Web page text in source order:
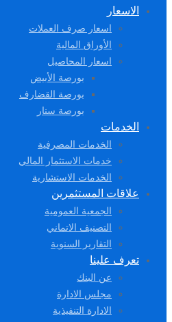
الاسعار
اسعار صرف العملات
الأوراق المالية
اسعار المحاصيل
بورصة الأبيض
بورصة القضارف
بورصة سنار
الخدمات
الخدمات المصرفية
خدمات الاستثمار المالي
الخدمات الاستشارية
علاقات المستثمرين
الجمعية العمومية
التصنيف الاتماني
التقارير السنوية
تعرف علينا
عن البنك
مجلس الادارة
الادارة التنفيذية